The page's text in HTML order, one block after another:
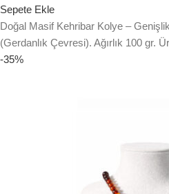
Sepete Ekle
Doğal Masif Kehribar Kolye –
(Gerdanlık Çevresi). Ağırlık 100 gr.
-35%